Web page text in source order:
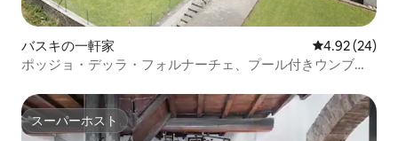
バスキの一軒家 レビュー24
4.92 (24)
ポッジョ・デッラ・フォルナーチェ、プール付きウンブリ
スーパーホスト
スーパーホスト